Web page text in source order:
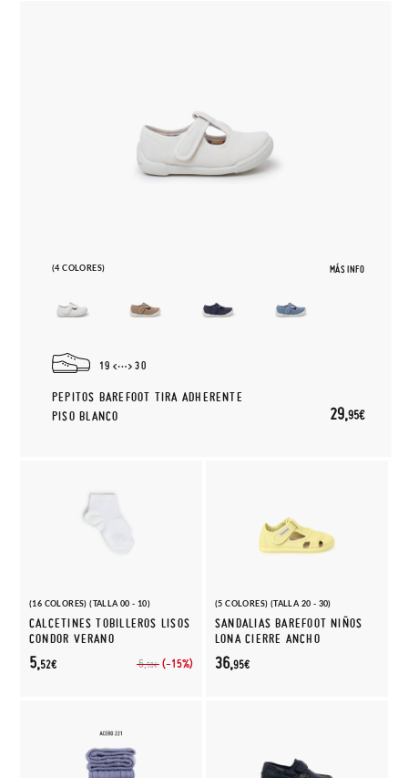
(4 COLORES) MÁS INFO
19 30
PEPITOS BAREFOOT TIRA ADHERENTE
PISO BLANCO
29,95€
(16 COLORES) (TALLA 00 - 10)
CALCETINES TOBILLEROS LISOS
CONDOR VERANO
6,50€ (-15%)
5,52€
(5 COLORES) (TALLA 20 - 30)
SANDALIAS BAREFOOT NIÑOS
LONA CIERRE ANCHO
36,95€